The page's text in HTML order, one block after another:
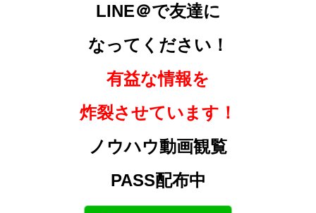
LINE＠で友達に
なってください！
有益な情報を
炸裂させています！
ノウハウ動画観覧
PASS配布中